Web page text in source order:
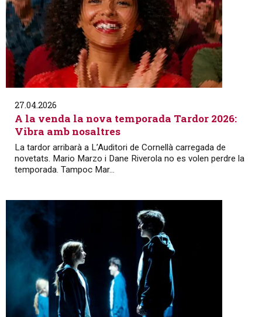
27.04.2026
A la venda la nova temporada Tardor 2026:
Vibra amb nosaltres
La tardor arribarà a L’Auditori de Cornellà carregada de
novetats. Mario Marzo i Dane Riverola no es volen perdre la
temporada. Tampoc Mar...